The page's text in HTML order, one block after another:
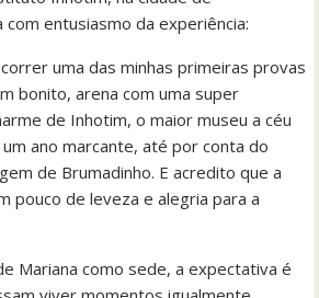
com entusiasmo da experiência:
uma das minhas primeiras provas
bonito, arena com uma super
de Inhotim, o maior museu a céu
ano marcante, até por conta do
de Brumadinho. E acredito que a
pouco de leveza e alegria para a
Mariana como sede, a expectativa é